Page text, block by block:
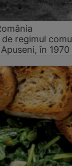
regimul
în 1970